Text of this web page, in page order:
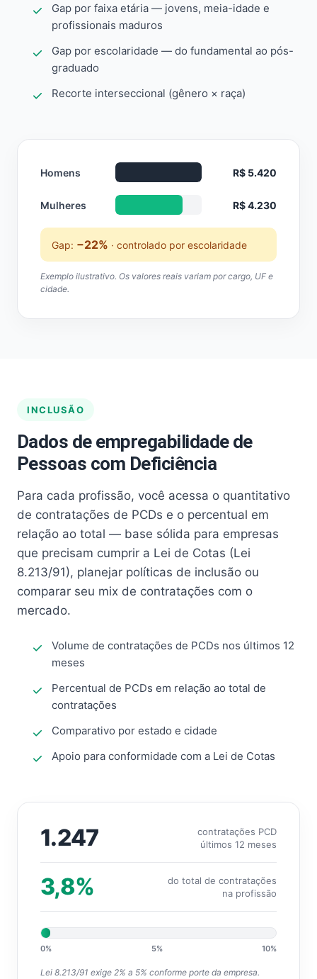
Gap por faixa etária — jovens, meia-idade e
profissionais maduros
Gap por escolaridade — do fundamental ao pós-
graduado
Recorte interseccional (gênero × raça)
Homens R$ 5.420
Mulheres R$ 4.230
Gap: −22% · controlado por escolaridade
Exemplo ilustrativo. Os valores reais variam por cargo, UF e
cidade.
INCLUSÃO
Dados de empregabilidade de
Pessoas com Deficiência
Para cada profissão, você acessa o quantitativo
de contratações de PCDs e o percentual em
relação ao total — base sólida para empresas
que precisam cumprir a Lei de Cotas (Lei
8.213/91), planejar políticas de inclusão ou
comparar seu mix de contratações com o
mercado.
Volume de contratações de PCDs nos últimos 12
meses
Percentual de PCDs em relação ao total de
contratações
Comparativo por estado e cidade
Apoio para conformidade com a Lei de Cotas
1.247
contratações PCD
últimos 12 meses
3,8%
do total de contratações
na profissão
0% 5% 10%
Lei 8.213/91 exige 2% a 5% conforme porte da empresa.